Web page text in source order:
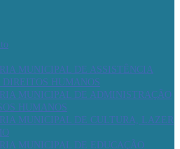
MUNICIPAL DE ASSISTÊNCIA
DIREITOS HUMANOS
MUNICIPAL DE ADMINISTRAÇÃO
HUMANOS
MUNICIPAL DE CULTURA, LAZER
MUNICIPAL DE EDUCAÇÃO